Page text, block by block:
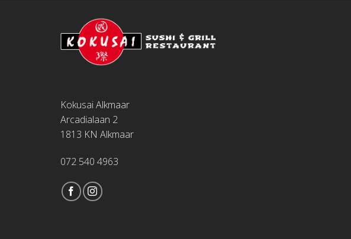
Kokusai Alkmaar
Arcadialaan 2
1813 KN Alkmaar
072 540 4963